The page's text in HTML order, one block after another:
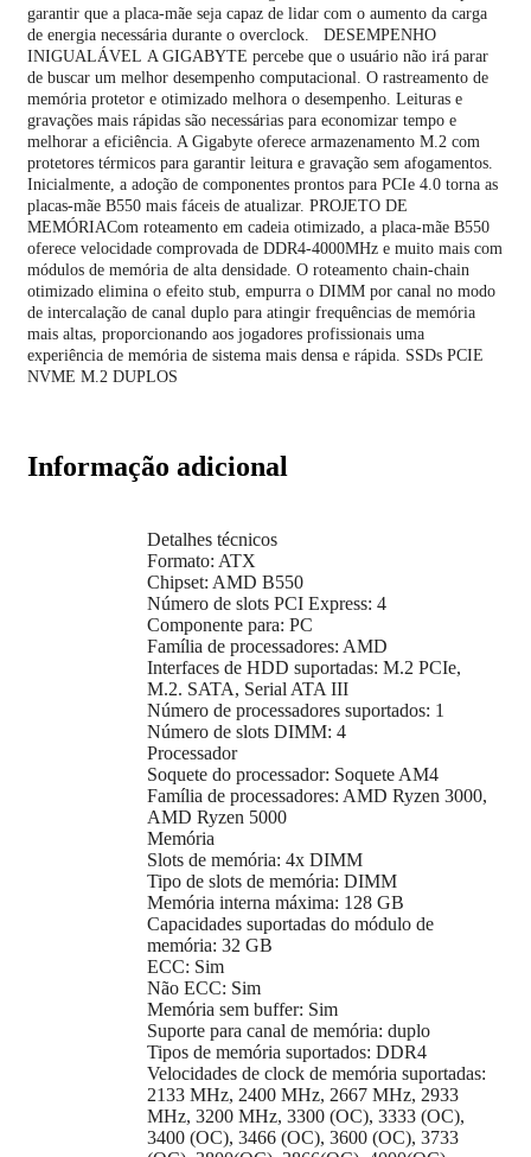
garantir que a placa-mãe seja capaz de lidar com o aumento da carga
de energia necessária durante o overclock. DESEMPENHO
INIGUALÁVEL A GIGABYTE percebe que o usuário não irá parar
de buscar um melhor desempenho computacional. O rastreamento de
memória protetor e otimizado melhora o desempenho. Leituras e
gravações mais rápidas são necessárias para economizar tempo e
melhorar a eficiência. A Gigabyte oferece armazenamento M.2 com
protetores térmicos para garantir leitura e gravação sem afogamentos.
Inicialmente, a adoção de componentes prontos para PCIe 4.0 torna as
placas-mãe B550 mais fáceis de atualizar. PROJETO DE
MEMÓRIACom roteamento em cadeia otimizado, a placa-mãe B550
oferece velocidade comprovada de DDR4-4000MHz e muito mais com
módulos de memória de alta densidade. O roteamento chain-chain
otimizado elimina o efeito stub, empurra o DIMM por canal no modo
de intercalação de canal duplo para atingir frequências de memória
mais altas, proporcionando aos jogadores profissionais uma
experiência de memória de sistema mais densa e rápida. SSDs PCIE
NVME M.2 DUPLOS
Informação adicional
Detalhes técnicos
Formato: ATX
Chipset: AMD B550
Número de slots PCI Express: 4
Componente para: PC
Família de processadores: AMD
Interfaces de HDD suportadas: M.2 PCIe,
M.2. SATA, Serial ATA III
Número de processadores suportados: 1
Número de slots DIMM: 4
Processador
Soquete do processador: Soquete AM4
Família de processadores: AMD Ryzen 3000,
AMD Ryzen 5000
Memória
Slots de memória: 4x DIMM
Tipo de slots de memória: DIMM
Memória interna máxima: 128 GB
Capacidades suportadas do módulo de
memória: 32 GB
ECC: Sim
Não ECC: Sim
Memória sem buffer: Sim
Suporte para canal de memória: duplo
Tipos de memória suportados: DDR4
Velocidades de clock de memória suportadas:
2133 MHz, 2400 MHz, 2667 MHz, 2933
MHz, 3200 MHz, 3300 (OC), 3333 (OC),
3400 (OC), 3466 (OC), 3600 (OC), 3733